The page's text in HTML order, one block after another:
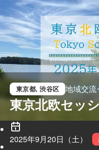
東京都, 渋谷区 地域交
東京北欧セッ
2025年9月20日（土）